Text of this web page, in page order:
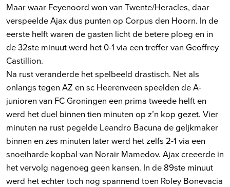
Maar waar Feyenoord won van Twente/Heracles, daar
verspeelde Ajax dus punten op Corpus den Hoorn. In de
eerste helft waren de gasten licht de betere ploeg en in
de 32ste minuut werd het 0-1 via een treffer van Geoffrey
Castillion.
Na rust veranderde het spelbeeld drastisch. Net als
onlangs tegen AZ en sc Heerenveen speelden de A-
junioren van FC Groningen een prima tweede helft en
werd het duel binnen tien minuten op z’n kop gezet. Vier
minuten na rust pegelde Leandro Bacuna de geljkmaker
binnen en zes minuten later werd het zelfs 2-1 via een
snoeiharde kopbal van Norair Mamedov. Ajax creeerde in
het vervolg nagenoeg geen kansen. In de 89ste minuut
werd het echter toch nog spannend toen Roley Bonevacia